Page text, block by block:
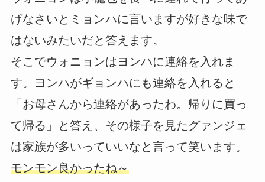
げなさいとミョンハに言いますが好きな味で
はないみたいだと答えます。
そこでウォニョンはヨンハに連絡を入れま
す。ヨンハがギョンハにも連絡を入れると
「お母さんから連絡があったわ。帰りに買っ
て帰る」と答え、その様子を見たグァンジェ
は家族が多いっていいなと言って笑います。
モンモン良かったね～